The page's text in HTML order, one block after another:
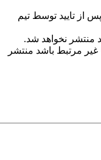
از تایید توسط تیم
منتشر نخواهد شد.
غیر مرتبط باشد منتشر